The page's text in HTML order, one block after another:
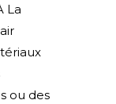
La
ou des